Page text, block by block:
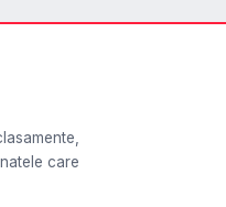
care